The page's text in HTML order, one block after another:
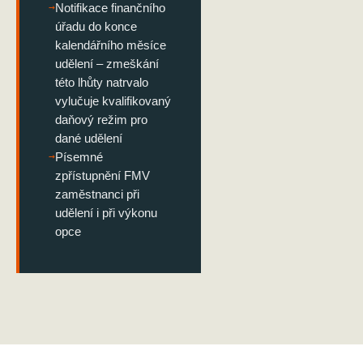
→Notifikace finančního
úřadu do konce
kalendářního měsíce
udělení – zmeškání
této lhůty natrvalo
vylučuje kvalifikovaný
daňový režim pro
dané udělení
→Písemné
zpřístupnění FMV
zaměstnanci při
udělení i při výkonu
opce